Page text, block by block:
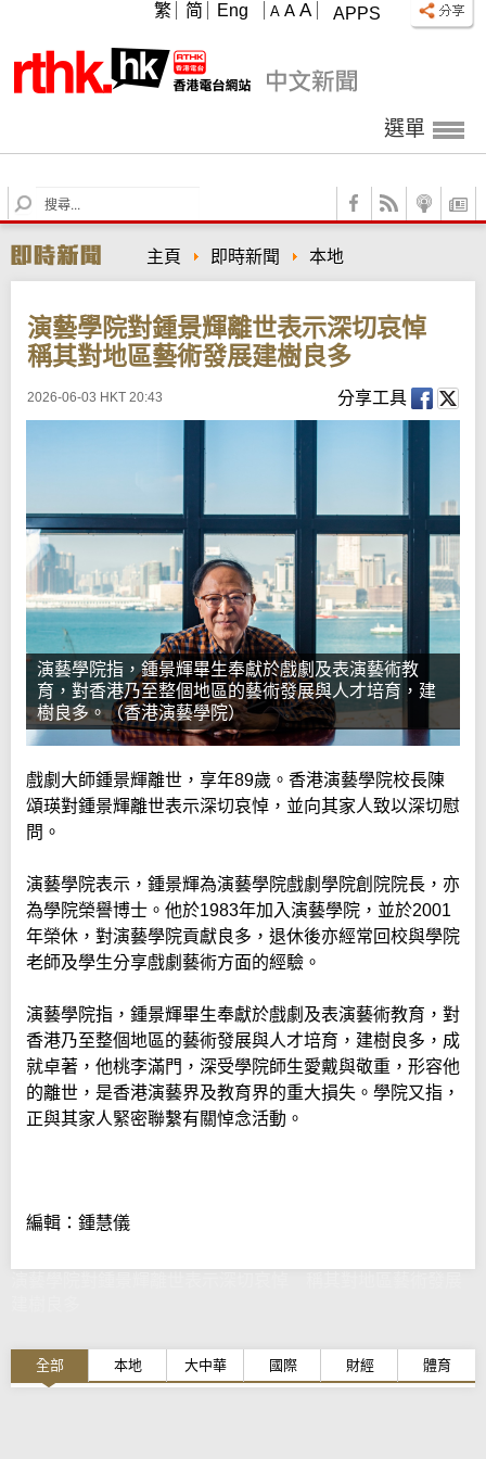
APPS
A A A
繁 简 Eng
選單
S
e
r
c
主頁 即時新聞 本地
演藝學院對鍾景輝離世表示深切哀悼
稱其對地區藝術發展建樹良多
2026-06-03 HKT 20:43 分享工具
演藝學院指，鍾景輝畢生奉獻於戲劇及表演藝術教
育，對香港乃至整個地區的藝術發展與人才培育，建
樹良多。（香港演藝學院）
戲劇大師鍾景輝離世，享年89歲。香港演藝學院校長陳
頌瑛對鍾景輝離世表示深切哀悼，並向其家人致以深切慰
問。
演藝學院表示，鍾景輝為演藝學院戲劇學院創院院長，亦
為學院榮譽博士。他於1983年加入演藝學院，並於2001
年榮休，對演藝學院貢獻良多，退休後亦經常回校與學院
老師及學生分享戲劇藝術方面的經驗。
演藝學院指，鍾景輝畢生奉獻於戲劇及表演藝術教育，對
香港乃至整個地區的藝術發展與人才培育，建樹良多，成
就卓著，他桃李滿門，深受學院師生愛戴與敬重，形容他
的離世，是香港演藝界及教育界的重大損失。學院又指，
正與其家人緊密聯繫有關悼念活動。
編輯：鍾慧儀
全部 本地 大中華 國際 財經 體育